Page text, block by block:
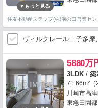
住友不動産ステップ(株)溝の口営業セン
ヴィルクレール二子多摩
5880万
3LDK / 築
71.66m²（
川崎市高
東急田園